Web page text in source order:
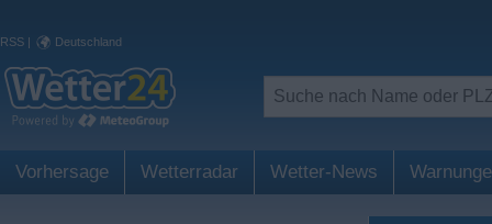
RSS | Deutschland
Vorhersage Wetterradar Wetter-News